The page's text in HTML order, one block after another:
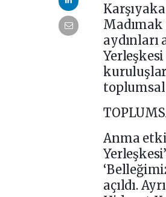
Madımak
toplumsal
Anma
açıldı.